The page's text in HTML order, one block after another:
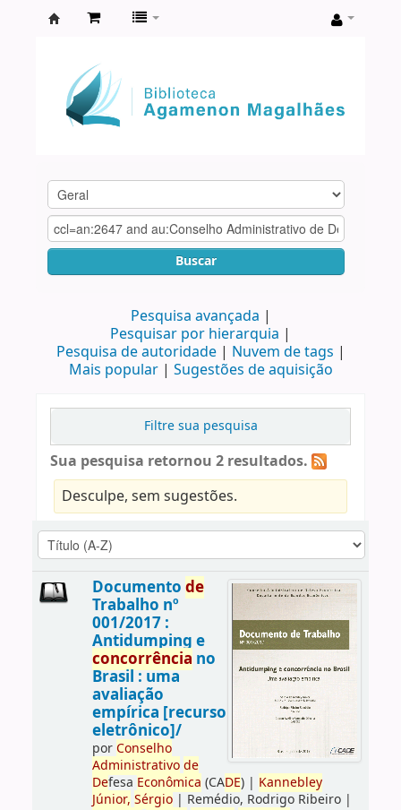
Agamenon
Magalhães
Buscar
Pesquisa avançada
Pesquisar por hierarquia
Pesquisa de autoridade
Nuvem de tags
Mais popular
Sugestões de aquisição
Filtre sua pesquisa
Sua pesquisa retornou 2 resultados.
Desculpe, sem sugestões.
Documento de
Trabalho nº
001/2017 :
Antidumping e
concorrência no
Brasil : uma
avaliação
empírica [recurso
eletrônico]/
porConselho
Administrativo de
Defesa Econômica (CADE)| Kannebley
Júnior, Sérgio| Remédio, Rodrigo Ribeiro|